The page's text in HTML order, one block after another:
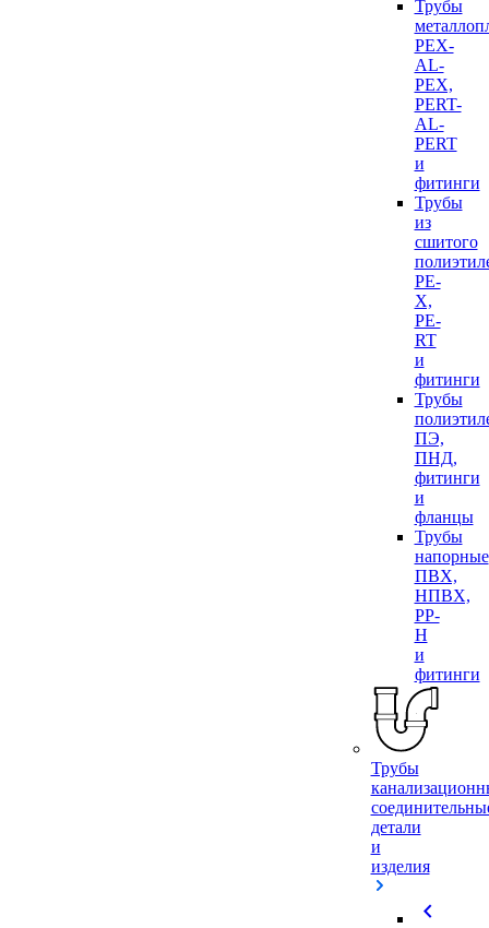
Трубы
PEX-
AL-
PEX,
PERT-
AL-
PERT
и
фитинги
Трубы
из
сшитого
PE-
X,
PE-
RT
и
фитинги
Трубы
ПЭ,
ПНД,
фитинги
и
фланцы
Трубы
напорные
ПВХ,
НПВХ,
PP-
H
и
фитинги
Трубы
детали
и
изделия
chevron_left